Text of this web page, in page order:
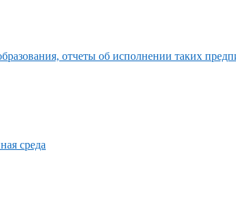
отчеты об исполнении таких
среда